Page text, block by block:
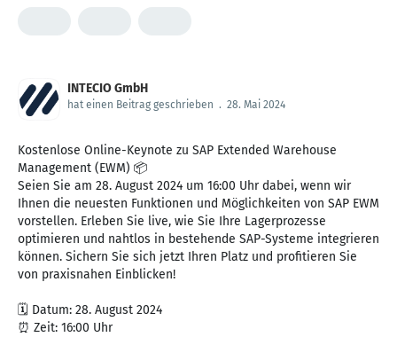
INTECIO GmbH
hat einen Beitrag geschrieben . 28. Mai 2024
Kostenlose Online-Keynote zu SAP Extended Warehouse
Management (EWM) 📦
Seien Sie am 28. August 2024 um 16:00 Uhr dabei, wenn wir
Ihnen die neuesten Funktionen und Möglichkeiten von SAP EWM
vorstellen. Erleben Sie live, wie Sie Ihre Lagerprozesse
optimieren und nahtlos in bestehende SAP-Systeme integrieren
können. Sichern Sie sich jetzt Ihren Platz und profitieren Sie
von praxisnahen Einblicken!
🗓️ Datum: 28. August 2024
⏰ Zeit: 16:00 Uhr